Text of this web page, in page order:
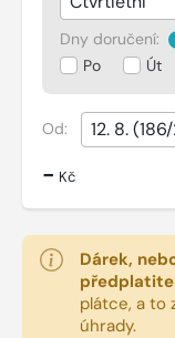
Dny doručení:
Po
Út
Od:
- Kč
Dárek,
plátce, a to
úhrady.